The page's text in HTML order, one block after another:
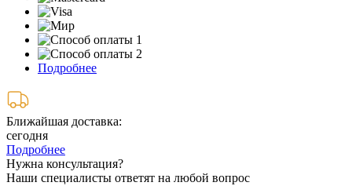
Подробнее
Ближайшая доставка:
сегодня
Подробнее
Нужна консультация?
Наши специалисты ответят на любой вопрос